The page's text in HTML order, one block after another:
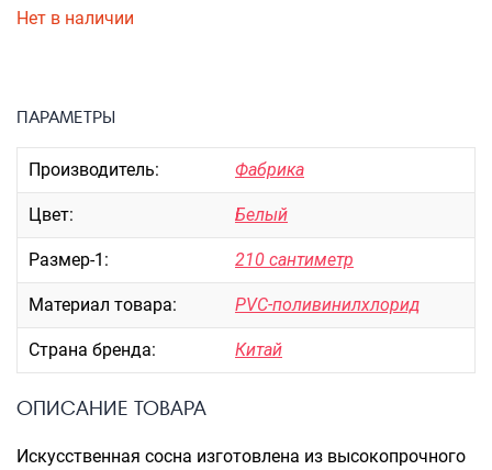
ЧЕХЛЫ ДЛЯ ЧЕМОДАНОВ
Мешки для обуви
Пеналы для школы
Новинки
Багаж
Чемоданы оптом
Чемоданы на колесах
Нет в наличии
ПАРАМЕТРЫ
Производитель: Фабрика
Цвет: Белый
Размер-1: 210 сантиметр
Материал товара: PVC-поливинилхлорид
Страна бренда: Китай
ОПИСАНИЕ ТОВАРА
Искусственная сосна изготовлена из высокопрочного